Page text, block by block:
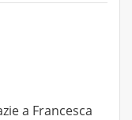
a Francesca